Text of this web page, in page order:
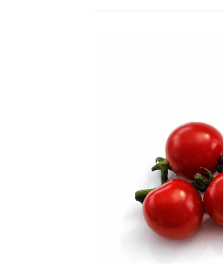
Ricette Carne
Ricette
Ricette
Ricette
Ricette
Ricette